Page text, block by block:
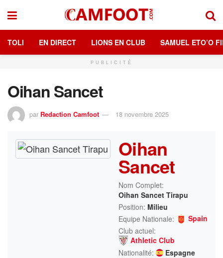
TOLI EN DIRECT LIONS EN CLUB SAMUEL ETO’O
PUBLICITÉ
Oihan Sancet
par Redaction Camfoot 18 novembre 2025
Oihan
Sancet
Nom Complet:
Oihan Sancet Tirapu
Position: Milieu
Equipe Nationale:
Spain
Club actuel:
Athletic Club
Nationalité:
Espagne